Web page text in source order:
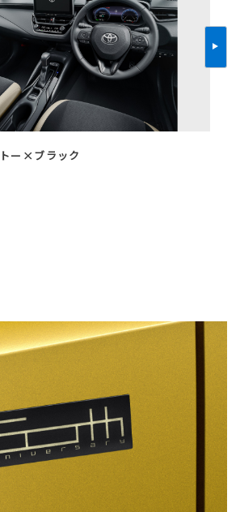
ー×ブラック